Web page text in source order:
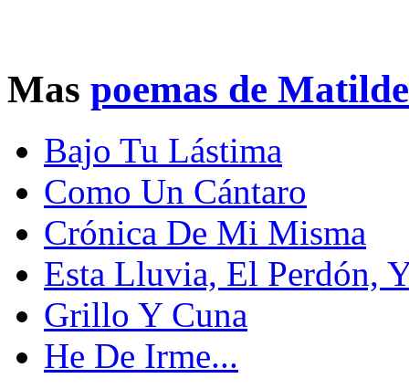
Mas poemas de
Bajo Tu Lástima
Como Un Cántaro
Crónica De Mi Misma
Esta Lluvia, El Perdón,
Grillo Y Cuna
He De Irme...